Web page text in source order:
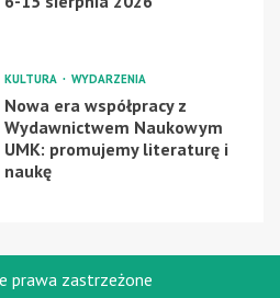
KULTURA WYDARZENIA
Nowa era współpracy z
Wydawnictwem Naukowym
UMK: promujemy literaturę i
naukę
prawa zastrzeżone